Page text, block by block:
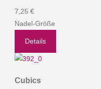
7,25 €
Nadel-Größe
Details
Cubics